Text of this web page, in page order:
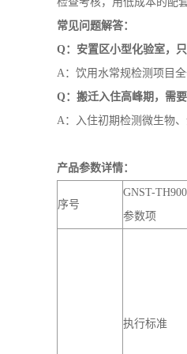
产品参数详情：
GNST-TH900
参数项
执行标准